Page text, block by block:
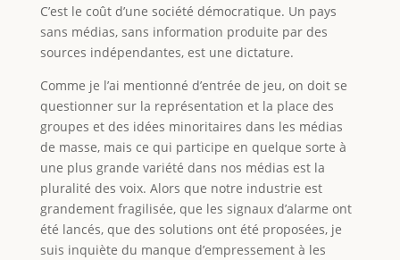
C’est le coût d’une société démocratique. Un pays
sans médias, sans information produite par des
sources indépendantes, est une dictature.
Comme je l’ai mentionné d’entrée de jeu, on doit se
questionner sur la représentation et la place des
groupes et des idées minoritaires dans les médias
de masse, mais ce qui participe en quelque sorte à
une plus grande variété dans nos médias est la
pluralité des voix. Alors que notre industrie est
grandement fragilisée, que les signaux d’alarme ont
été lancés, que des solutions ont été proposées, je
suis inquiète du manque d’empressement à les